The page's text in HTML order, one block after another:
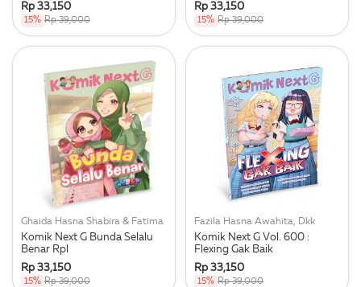
Rp 33,150
15% Rp 39,000
Rp 33,150
15% Rp 39,000
Ghaida Hasna Shabira & Fatima
Komik Next G Bunda Selalu
Benar Rpl
Rp 33,150
15% Rp 39,000
Fazila Hasna Awahita, Dkk
Komik Next G Vol. 600 :
Flexing Gak Baik
Rp 33,150
15% Rp 39,000